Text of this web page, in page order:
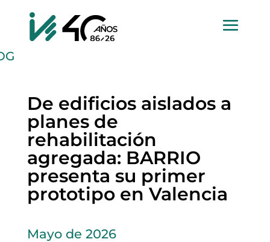
De edificios aislados a
planes de
rehabilitación
agregada: BARRIO
presenta su primer
prototipo en Valencia
Mayo de 2026